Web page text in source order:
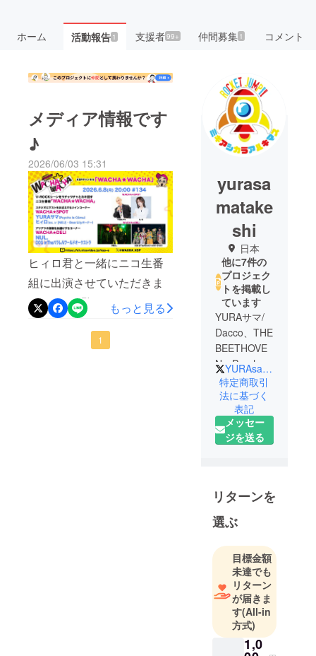
ホーム 活動報告1 支援者99+ 仲間募集 1 コメント
メディア情報です
♪
2026/06/03 15:31
ヒィロ君と一緒にニコ生番
組に出演させていただきま
す♪ぜひご覧ください〜！た
くさんの質問もおまちして
もっと見る
1
yurasa
matake
shi
日本
他に7件の
プロジェク
トを掲載し
ています
YURAサマ/
Dacco、THE
BEETHOVE
N、Psycho
le Cemu、
Brotherと、4
つのバンド
を掛け持ち
して歌って
活動中。
AFAA（現
JWI）公認エ
インストラ
クターライ
センスを持
ち、多目的
スペース
Nakano
Space Q、
YURAsamaTakeshi
特定商取引
法に基づく
表記
メッセー
ジを送る
リターンを
選ぶ
目標金額
未達でも
リターン
が届きま
す(All-in
方式)
1,0